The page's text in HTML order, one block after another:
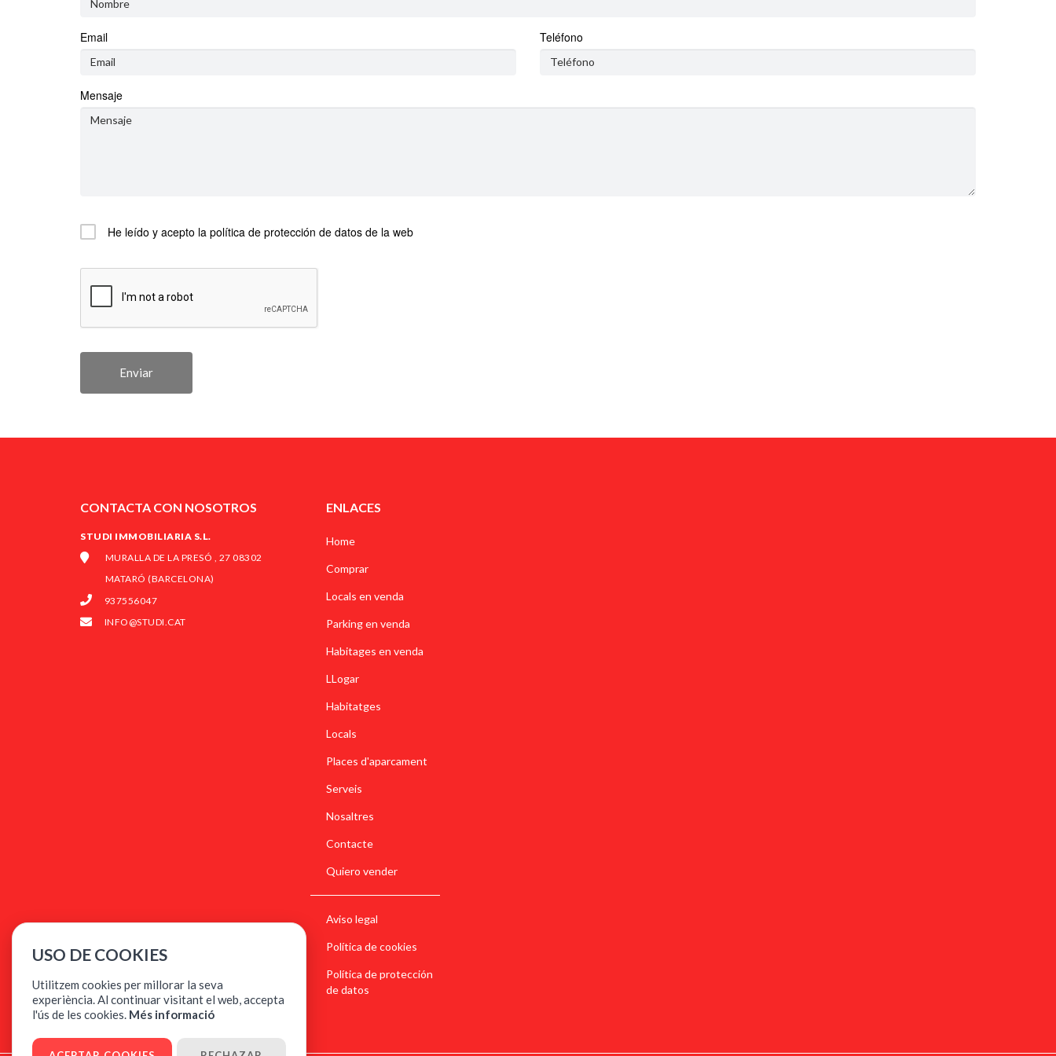
Email Teléfono
Mensaje
He leído y acepto la política de protección de datos de la web
Enviar
CONTACTA CON NOSOTROS
STUDI IMMOBILIARIA S.L.
MURALLA DE LA PRESÓ , 27 08302
MATARÓ (BARCELONA)
937556047
INFO@STUDI.CAT
ENLACES
Home
Comprar
Locals en venda
Parking en venda
Habitages en venda
LLogar
Habitatges
Locals
Places d'aparcament
Serveis
Nosaltres
Contacte
Quiero vender
Aviso legal
Política de cookies
Política de protección
de datos
USO DE COOKIES
Utilitzem cookies per millorar la seva
experiència. Al continuar visitant el web, accepta
l'ús de les cookies. Més informació